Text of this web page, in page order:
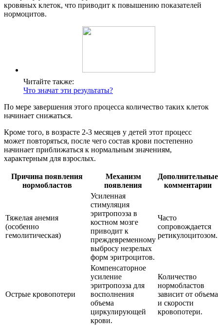
кровяных клеток, что приводит к повышению показателей
нормоцитов.
Читайте также:
Что значат эти результаты?
По мере завершения этого процесса количество таких клеток
начинает снижаться.
Кроме того, в возрасте 2-3 месяцев у детей этот процесс
может повторяться, после чего состав крови постепенно
начинает приближаться к нормальным значениям,
характерным для взрослых.
Причина появления
нормобластов
Механизм
появления
Дополнительные
комментарии
Тяжелая анемия
(особенно
гемолитическая)
Усиленная
стимуляция
эритропоэза в
костном мозге
приводит к
преждевременному
выбросу незрелых
форм эритроцитов.
Часто
сопровождается
ретикулоцитозом.
Острые кровопотери
Компенсаторное
усиление
эритропоэза для
восполнения
объема
циркулирующей
крови.
Количество
нормобластов
зависит от объема
и скорости
кровопотери.